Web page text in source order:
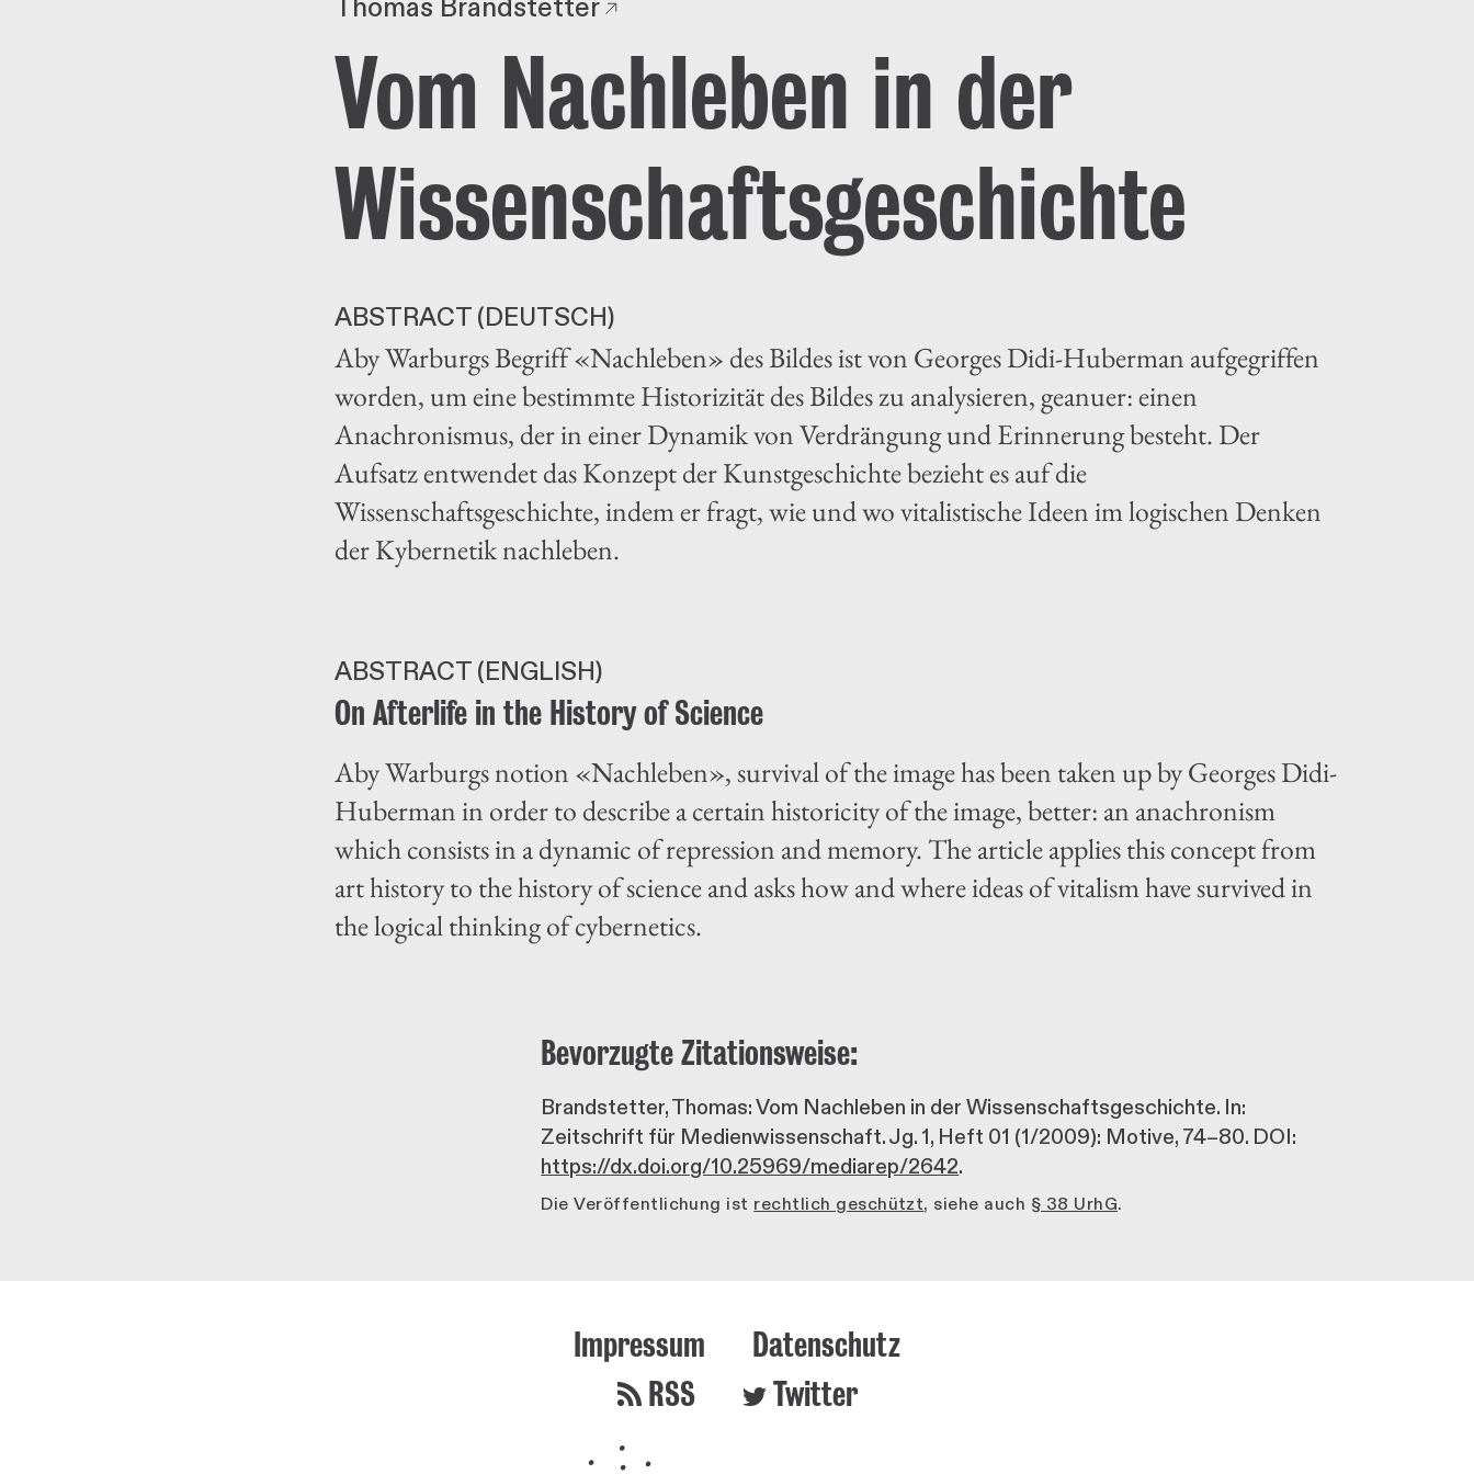
Thomas Brandstetter
Vom Nachleben in der
Wissenschaftsgeschichte
ABSTRACT (DEUTSCH)
Aby Warburgs Begriff «Nachleben» des Bildes ist von Georges Didi-Huberman aufgegriffen
worden, um eine bestimmte Historizität des Bildes zu analysieren, geanuer: einen
Anachronismus, der in einer Dynamik von Verdrängung und Erinnerung besteht. Der
Aufsatz entwendet das Konzept der Kunstgeschichte bezieht es auf die
Wissenschaftsgeschichte, indem er fragt, wie und wo vitalistische Ideen im logischen Denken
der Kybernetik nachleben.
ABSTRACT (ENGLISH)
On Afterlife in the History of Science
Aby Warburgs notion «Nachleben», survival of the image has been taken up by Georges Didi-
Huberman in order to describe a certain historicity of the image, better: an anachronism
which consists in a dynamic of repression and memory. The article applies this concept from
art history to the history of science and asks how and where ideas of vitalism have survived in
the logical thinking of cybernetics.
Bevorzugte Zitationsweise:
Brandstetter, Thomas: Vom Nachleben in der Wissenschaftsgeschichte. In:
Zeitschrift für Medienwissenschaft. Jg. 1, Heft 01 (1/2009): Motive, 74–80. DOI:
https://dx.doi.org/10.25969/mediarep/2642.
Die Veröffentlichung ist rechtlich geschützt, siehe auch § 38 UrhG.
Impressum
Datenschutz
RSS
Twitter